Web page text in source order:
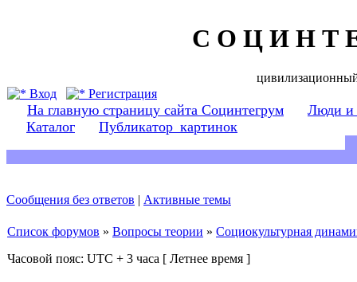
С О Ц И Н Т
Вход
Регистрация
На главную страницу сайта Социнтегрум
Люди и
Каталог
Публикатор_картинок
Сообщения без ответов | Активные темы
Список форумов » Вопросы теории » Социокультурная
Часовой пояс: UTC + 3 часа [ Летнее время ]